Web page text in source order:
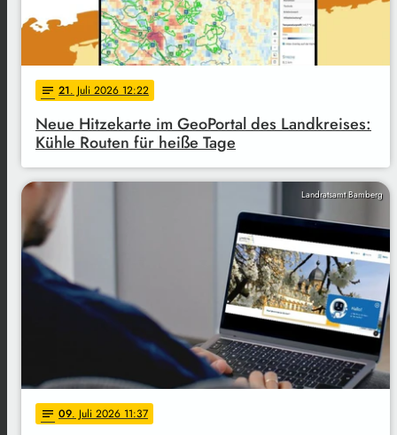
notes 21. Juli 2026 12:22
Neue Hitzekarte im GeoPortal des Landkreises:
Kühle Routen für heiße Tage
Landratsamt Bamberg
notes 09. Juli 2026 11:37